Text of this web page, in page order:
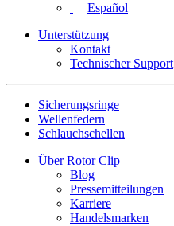
Español
Unterstützung
Kontakt
Technischer Support
Sicherungsringe
Wellenfedern
Schlauchschellen
Über Rotor Clip
Blog
Pressemitteilungen
Karriere
Handelsmarken